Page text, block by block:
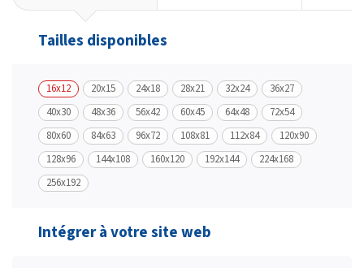
Tailles disponibles
16x12 20x15 24x18 28x21 32x24
36x27
40x30
48x36 56x42 60x45 64x48
72x54
80x60
84x63 96x72 108x81 112x84
120x90
128x96
144x108 160x120 192x144
224x168
256x192
Intégrer à votre site web